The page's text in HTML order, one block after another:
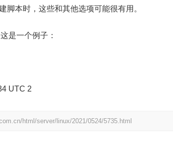
脚本时，这些和其他选项可能很有用。
是一个例子：
UTC 2
html/server/linux/2021/0524/5735.html